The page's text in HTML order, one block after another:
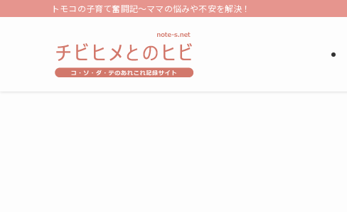
トモコの子育て奮闘記～ママの悩みや不安を解決！